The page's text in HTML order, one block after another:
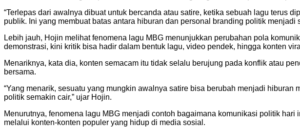
“Terlepas dari awalnya dibuat untuk bercanda atau satire, ketika sebuah lagu terus
publik. Ini yang membuat batas antara hiburan dan personal branding politik menjadi
Lebih jauh, Hojin melihat fenomena lagu MBG menunjukkan perubahan pola
demonstrasi, kini kritik bisa hadir dalam bentuk lagu, video pendek, hingga konten
Menariknya, kata dia, konten semacam itu tidak selalu berujung pada konflik atau
bersama.
“Yang menarik, sesuatu yang mungkin awalnya satire bisa berubah menjadi
politik semakin cair,” ujar Hojin.
Menurutnya, fenomena lagu MBG menjadi contoh bagaimana komunikasi politik
melalui konten-konten populer yang hidup di media sosial.